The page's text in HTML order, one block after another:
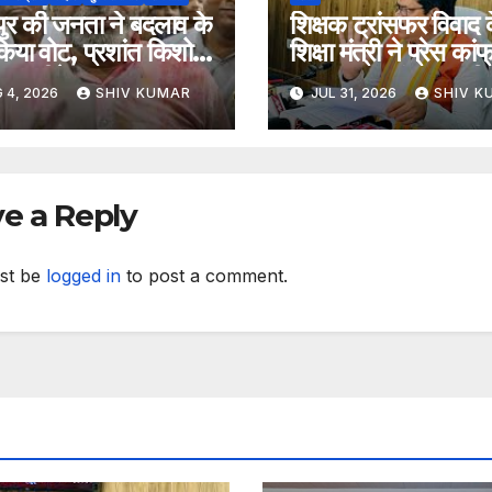
की जनता ने बदलाव के
वोट, प्रशांत किशोर
जीते
4, 2026 SHIV KUMAR
शिक्षक ट्रांसफर विवाद
शिक्षा मंत्री ने प्रेस
कर कहा- ट्रांसफर पूरी
ऐच्छिक
JUL 31, 2026 SHIV
a Reply
be logged into post a comment.